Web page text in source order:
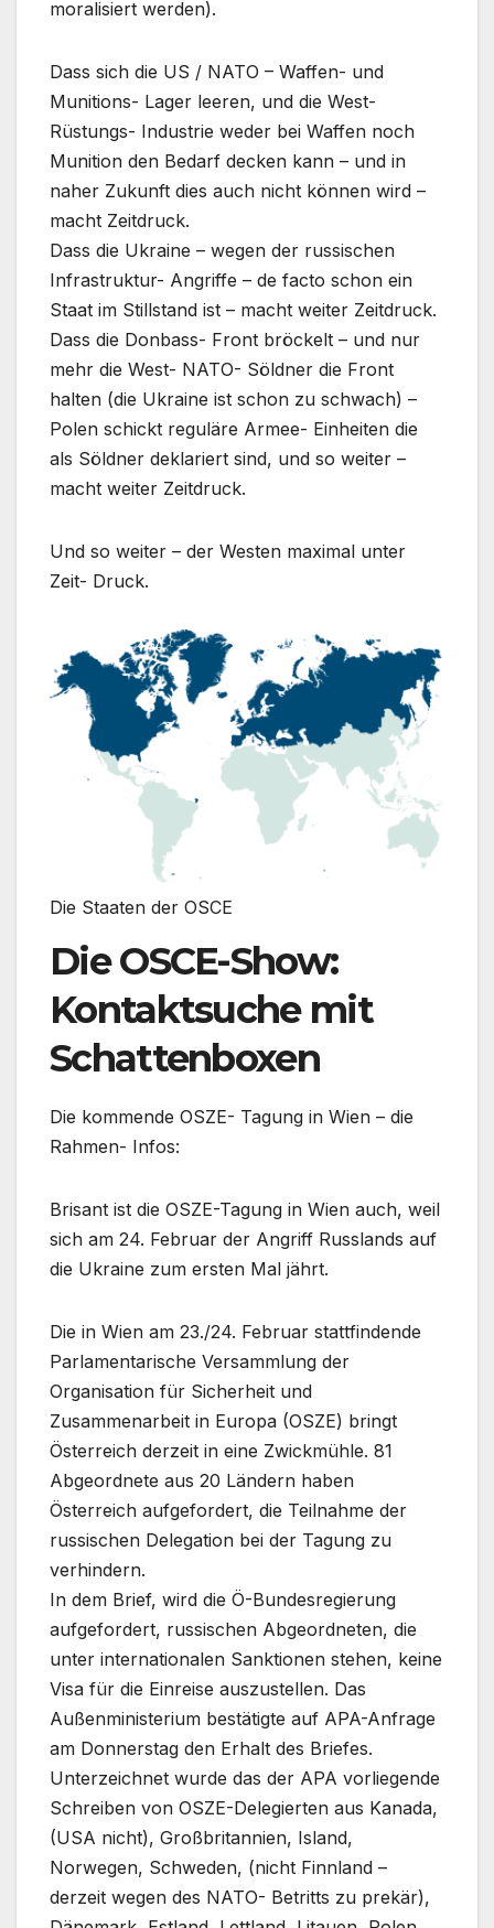
moralisiert werden).
Dass sich die US / NATO – Waffen- und
Munitions- Lager leeren, und die West-
Rüstungs- Industrie weder bei Waffen noch
Munition den Bedarf decken kann – und in
naher Zukunft dies auch nicht können wird –
macht Zeitdruck.
Dass die Ukraine – wegen der russischen
Infrastruktur- Angriffe – de facto schon ein
Staat im Stillstand ist – macht weiter Zeitdruck.
Dass die Donbass- Front bröckelt – und nur
mehr die West- NATO- Söldner die Front
halten (die Ukraine ist schon zu schwach) –
Polen schickt reguläre Armee- Einheiten die
als Söldner deklariert sind, und so weiter –
macht weiter Zeitdruck.
Und so weiter – der Westen maximal unter
Zeit- Druck.
Die Staaten der OSCE
Die OSCE-Show:
Kontaktsuche mit
Schattenboxen
Die kommende OSZE- Tagung in Wien – die
Rahmen- Infos:
Brisant ist die OSZE-Tagung in Wien auch, weil
sich am 24. Februar der Angriff Russlands auf
die Ukraine zum ersten Mal jährt.
Die in Wien am 23./24. Februar stattfindende
Parlamentarische Versammlung der
Organisation für Sicherheit und
Zusammenarbeit in Europa (OSZE) bringt
Österreich derzeit in eine Zwickmühle. 81
Abgeordnete aus 20 Ländern haben
Österreich aufgefordert, die Teilnahme der
russischen Delegation bei der Tagung zu
verhindern.
In dem Brief, wird die Ö-Bundesregierung
aufgefordert, russischen Abgeordneten, die
unter internationalen Sanktionen stehen, keine
Visa für die Einreise auszustellen. Das
Außenministerium bestätigte auf APA-Anfrage
am Donnerstag den Erhalt des Briefes.
Unterzeichnet wurde das der APA vorliegende
Schreiben von OSZE-Delegierten aus Kanada,
(USA nicht), Großbritannien, Island,
Norwegen, Schweden, (nicht Finnland –
derzeit wegen des NATO- Betritts zu prekär),